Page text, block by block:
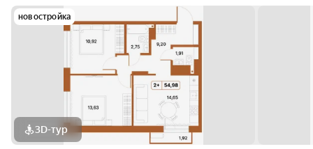
новостройка
3D-тур